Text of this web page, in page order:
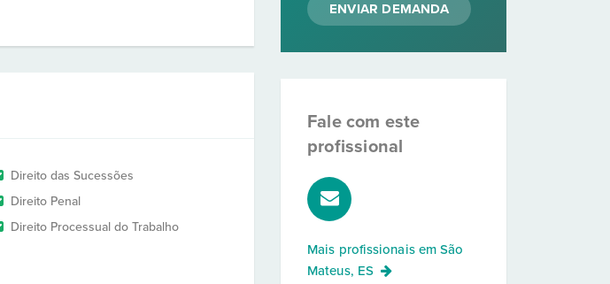
Direito das Sucessões
Direito Penal
Direito Processual do Trabalho
ENVIAR DEMANDA
Fale com este
profissional
Mais profissionais emSão
Mateus, ES